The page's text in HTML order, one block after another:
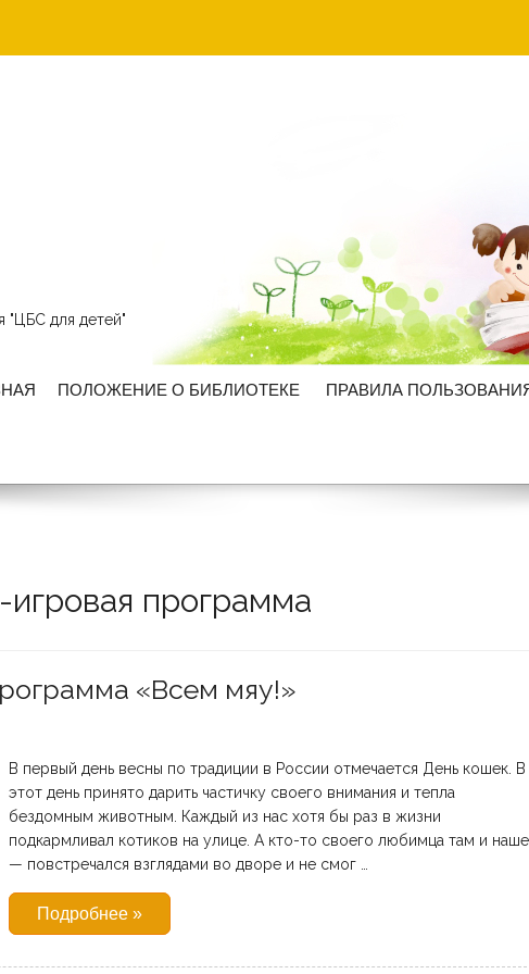
"ЦБС для детей"
ПОЛОЖЕНИЕ О БИБЛИОТЕКЕ ПРАВИЛА
программа
«Всем мяу!»
В первый день весны по традиции в России отмечается День кошек. В
этот день принято дарить частичку своего внимания и тепла
бездомным животным. Каждый из нас хотя бы раз в жизни
подкармливал котиков на улице. А кто-то своего любимца там и
— повстречался взглядами во дворе и не смог …
Подробнее »